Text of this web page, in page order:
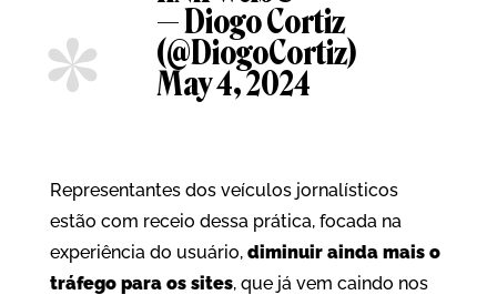
— Diogo Cortiz
(@DiogoCortiz)
May 4, 2024
Representantes dos veículos jornalísticos
estão com receio dessa prática, focada na
experiência do usuário, diminuir ainda mais o
tráfego para os sites, que já vem caindo nos